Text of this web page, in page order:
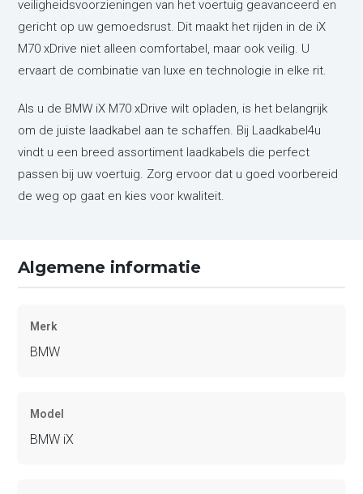
veiligheidsvoorzieningen van het voertuig geavanceerd en
gericht op uw gemoedsrust. Dit maakt het rijden in de iX
M70 xDrive niet alleen comfortabel, maar ook veilig. U
ervaart de combinatie van luxe en technologie in elke rit.
Als u de BMW iX M70 xDrive wilt opladen, is het belangrijk
om de juiste laadkabel aan te schaffen. Bij Laadkabel4u
vindt u een breed assortiment laadkabels die perfect
passen bij uw voertuig. Zorg ervoor dat u goed voorbereid
de weg op gaat en kies voor kwaliteit.
Algemene informatie
Merk
BMW
Model
BMW iX